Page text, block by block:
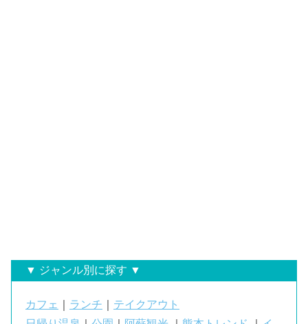
▼ ジャンル別に探す ▼
カフェ ランチ
テイクアウト